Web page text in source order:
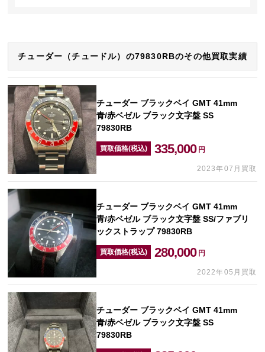
チューダー（チュードル）の79830RBのその他買取実績
チューダー ブラックベイ GMT 41mm
青/赤ベゼル ブラック文字盤 SS
79830RB
買取価格(税込) 335,000 円
2023年07月買取
チューダー ブラックベイ GMT 41mm
青/赤ベゼル ブラック文字盤 SS/ファブリ
ックストラップ 79830RB
買取価格(税込) 280,000 円
2022年05月買取
チューダー ブラックベイ GMT 41mm
青/赤ベゼル ブラック文字盤 SS
79830RB